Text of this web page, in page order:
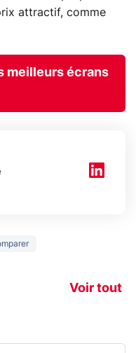
attractif, comme
meilleurs écrans
Voir tout
navigation